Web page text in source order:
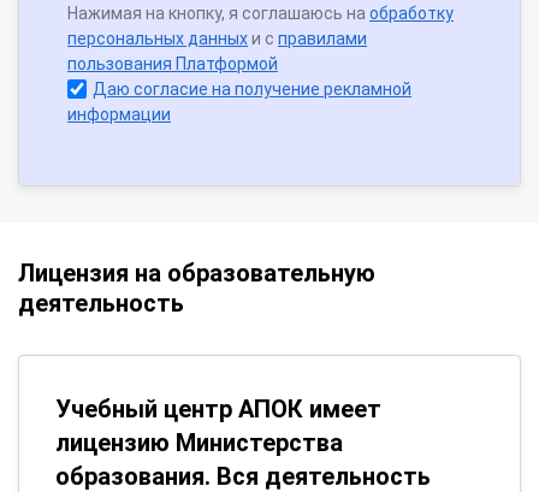
Нажимая на кнопку, я соглашаюсь на обработку
персональных данныхи с правилами
пользования Платформой
Даю согласие на получение рекламной
информации
Лицензия на образовательную
деятельность
Учебный центр АПОК имеет
лицензию Министерства
образования. Вся деятельность